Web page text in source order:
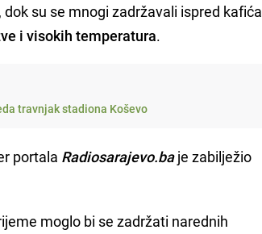
su se mnogi zadržavali ispred kafića
i visokih temperatura.
travnjak stadiona Koševo
portala Radiosarajevo.baje zabilježio
moglo bi se zadržati narednih